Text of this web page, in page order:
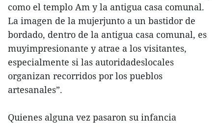
como el templo Am y la antigua casa comunal.
La imagen de la mujerjunto a un bastidor de
bordado, dentro de la antigua casa comunal, es
muyimpresionante y atrae a los visitantes,
especialmente si las autoridadeslocales
organizan recorridos por los pueblos
artesanales”.
Quienes alguna vez pasaron su infancia